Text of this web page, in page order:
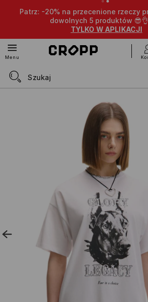
Patrz: -20% na przecenione rzeczy
dowolnych 5 produktów
TYLKO W APLIKACJI
Menu